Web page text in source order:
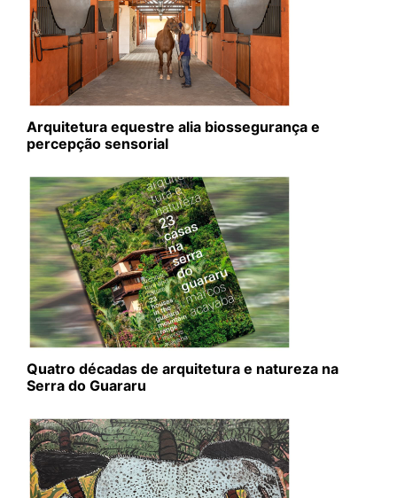
Arquitetura equestre alia biossegurança e
percepção sensorial
Quatro décadas de arquitetura e natureza na
Serra do Guararu